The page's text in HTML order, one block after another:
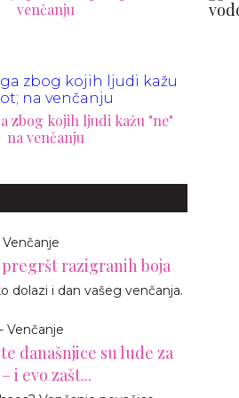
venčanju
zbog kojih ljudi kažu "ne"
na venčanju
pregršt razigranih boja
dolazi i dan vašeg venčanja.
Venčanje
današnjice su lude za
i evo zašt...